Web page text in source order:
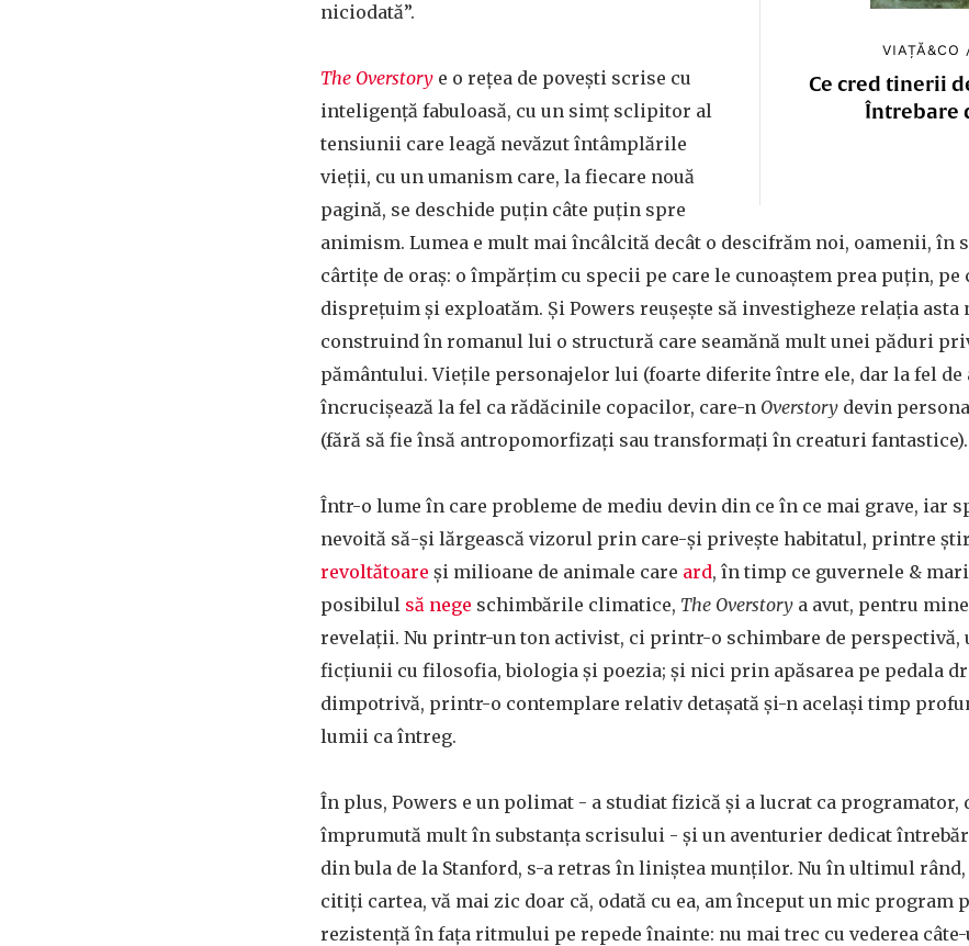
VIAȚĂ&CO
Ce cred tinerii
Întrebare
niciodată”.
The Overstory e o rețea de povești scrise cu
inteligență fabuloasă, cu un simț sclipitor al
tensiunii care leagă nevăzut întâmplările
vieții, cu un umanism care, la fiecare nouă
pagină, se deschide puțin câte puțin spre
animism. Lumea e mult mai încâlcită decât o descifrăm noi, oamenii, în
cârtițe de oraș: o împărțim cu specii pe care le cunoaștem prea puțin, pe
disprețuim și exploatăm. Și Powers reușește să investigheze relația asta
construind în romanul lui o structură care seamănă mult unei păduri
pământului. Viețile personajelor lui (foarte diferite între ele, dar la fel de
încrucișează la fel ca rădăcinile copacilor, care-n Overstory devin
(fără să fie însă antropomorfizați sau transformați în creaturi fantastice).
Într-o lume în care probleme de mediu devin din ce în ce mai grave, iar
nevoită să-și lărgească vizorul prin care-și privește habitatul, printre
revoltătoare și milioane de animale care ard, în timp ce guvernele &
posibilul să nege schimbările climatice, The Overstory a avut, pentru
revelații. Nu printr-un ton activist, ci printr-o schimbare de perspectivă,
ficțiunii cu filosofia, biologia și poezia; și nici prin apăsarea pe pedala
dimpotrivă, printr-o contemplare relativ detașată și-n același timp
lumii ca întreg.
În plus, Powers e un polimat - a studiat fizică și a lucrat ca programator,
împrumută mult în substanța scrisului - și un aventurier dedicat
din bula de la Stanford, s-a retras în liniștea munților. Nu în ultimul rând,
citiți cartea, vă mai zic doar că, odată cu ea, am început un mic program
rezistență în fața ritmului pe repede înainte: nu mai trec cu vederea